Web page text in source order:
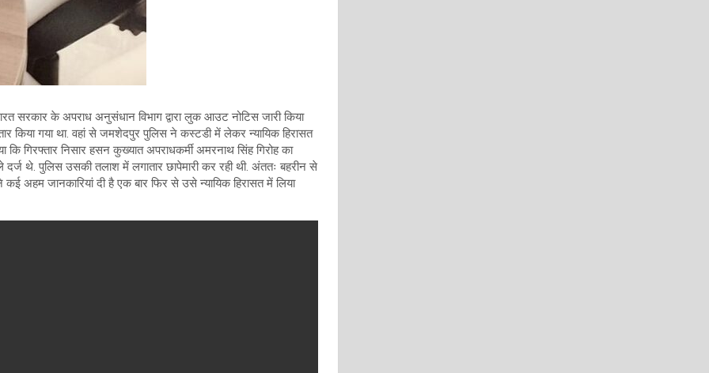
सरकार के अपराध अनुसंधान विभाग द्वारा लुक आउट नोटिस जारी किया
किया गया था. वहां से जमशेदपुर पुलिस ने कस्टडी में लेकर न्यायिक हिरासत
गिरफ्तार निसार हसन कुख्यात अपराधकर्मी अमरनाथ सिंह गिरोह का
थे. पुलिस उसकी तलाश में लगातार छापेमारी कर रही थी. अंततः बहरीन से
अहम जानकारियां दी है एक बार फिर से उसे न्यायिक हिरासत में लिया